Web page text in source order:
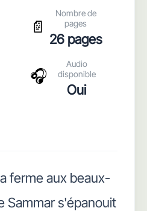
📄
Nombre de
pages
26 pages
🎧
Audio
disponible
Oui
ferme aux beaux-
Sammar s'épanouit